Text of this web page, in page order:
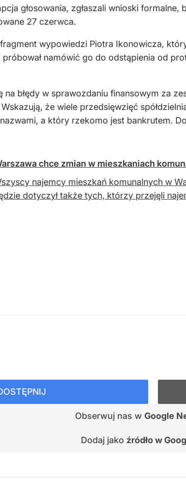
głosowania, zgłaszali wnioski formalne,
27 czerwca.
wypowiedzi Piotra Ikonowicza,
próbował namówić go do odstąpienia od
na błędy w sprawozdaniu finansowym za
że wiele przedsięwzięć
a który rzekomo jest bankrutem.
chce zmian w mieszkaniach
najemcy mieszkań komunalnych w
dotyczył także tych, którzy przejęli
Obserwuj nas w Google
Dodaj jako źródło w